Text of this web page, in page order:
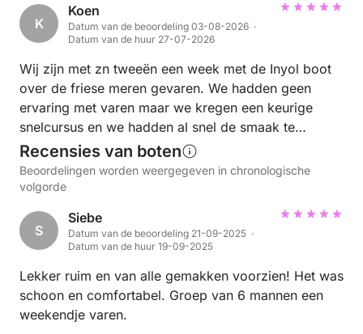
K
Koen
Datum van de beoordeling 03-08-2026 ·
Datum van de huur 27-07-2026
Wij zijn met zn tweeën een week met de Inyol boot
over de friese meren gevaren. We hadden geen
ervaring met varen maar we kregen een keurige
snelcursus en we hadden al snel de smaak te
pakken. Leuk om daar over een week ook steeds
beter in te worden! De boot is wat verouderd, maar
dat wisten we van tevoren. Alles functioneerde, wel
als je aan de walstroom ligt dus even een
sigarettenplug naar usb meenemen. De
op de website van Click en Boat niet maar dat is snel
verholpen. Voor ons is een tweede keer zeker een
optie.
Recensies van boten
Beoordelingen worden weergegeven in chronologische
volgorde
S
Siebe
Datum van de beoordeling 21-09-2025 ·
Datum van de huur 19-09-2025
Lekker ruim en van alle gemakken voorzien! Het was
schoon en comfortabel. Groep van 6 mannen een
weekendje varen.